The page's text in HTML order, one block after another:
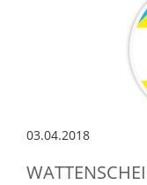
03.04.2018